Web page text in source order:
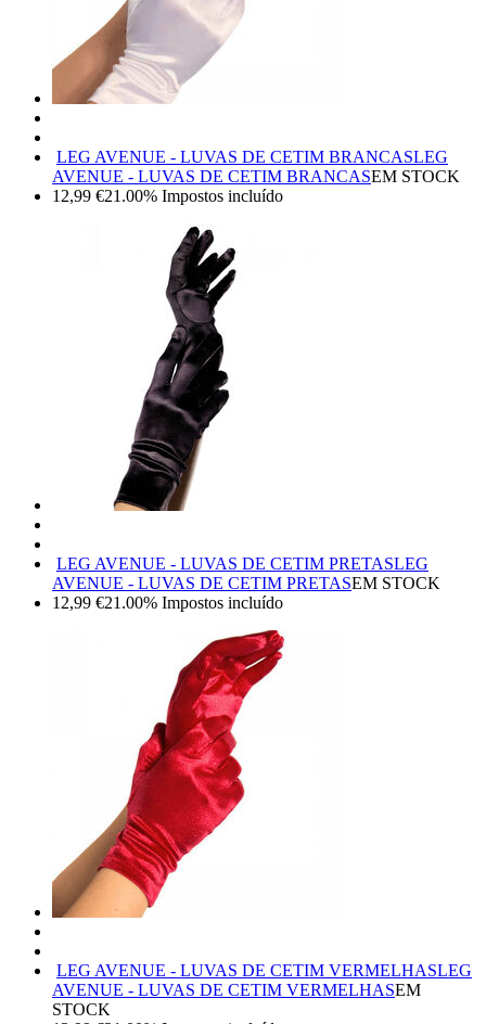
LEG AVENUE - LUVAS DE CETIM BRANCASLEG
AVENUE - LUVAS DE CETIM BRANCASEM STOCK
12,99 €21.00% Impostos incluído
LEG AVENUE - LUVAS DE CETIM PRETASLEG
AVENUE - LUVAS DE CETIM PRETASEM STOCK
12,99 €21.00% Impostos incluído
LEG AVENUE - LUVAS DE CETIM VERMELHASLEG
AVENUE - LUVAS DE CETIM VERMELHASEM
STOCK